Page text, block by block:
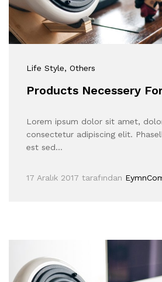
Life Style, Others
Products Necessery
Lorem ipsum dolor sit amet,
consectetur adipiscing elit.
est sed…
17 Aralık 2017 tarafından